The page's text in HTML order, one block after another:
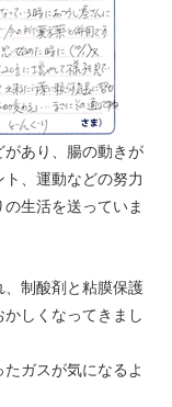
あり、腸の動きが
、運動などの努力
生活を送っていま
、制酸剤と粘膜保護
しくなってきまし
ガスが気になるよ